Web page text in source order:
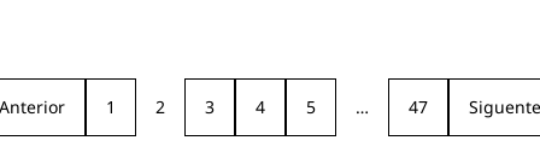
Anterior 1 2 3 4 5 … 47 Siguente